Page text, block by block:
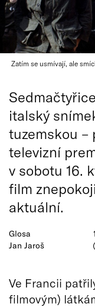
Zatím se usmívají, ale
Glosa
Jan Jaroš
italský
tuzemskou –
televizní
v sobotu 16.
film
aktuální.
Ve Francii
filmovým)